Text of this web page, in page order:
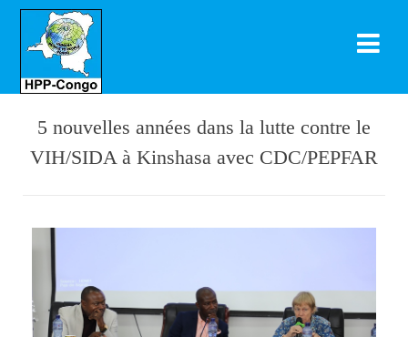
5 nouvelles années dans la lutte contre le
VIH/SIDA à Kinshasa avec CDC/PEPFAR